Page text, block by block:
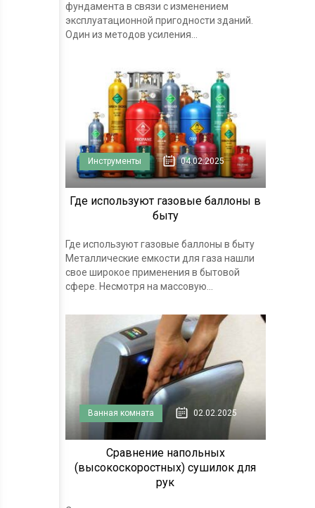
фундамента в связи с изменением
эксплуатационной пригодности зданий.
Один из методов усиления...
Инструменты 04.02.2025
Где используют газовые баллоны в
быту
Где используют газовые баллоны в быту
Металлические емкости для газа нашли
свое широкое применения в бытовой
сфере. Несмотря на массовую...
Ванная комната 02.02.2025
Сравнение напольных
(высокоскоростных) сушилок для
рук